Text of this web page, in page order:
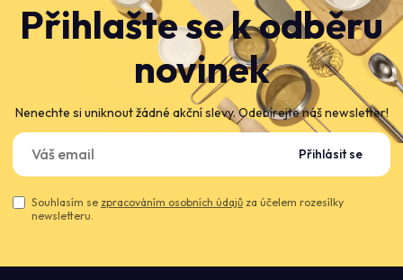
Přihlašte se k odběru
novinek
Nenechte si uniknout žádné akční slevy. Odebírejte náš newsletter!
Přihlásit se
Souhlasím se zpracováním osobních údajů za účelem rozesílky
newsletteru.